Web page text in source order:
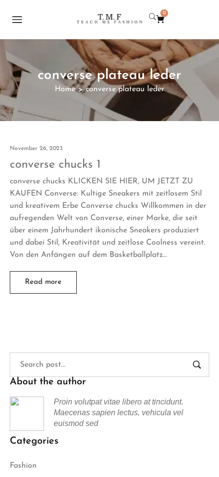
0
converse plateau leder
Home > converse plateau leder
November 26, 2023
converse chucks 1
converse chucks KLICKEN SIE HIER, UM JETZT ZU
KAUFEN Converse: Kultige Sneakers mit zeitlosem Stil
und kreativem Erbe Converse chucks Willkommen in der
aufregenden Welt von Converse, einer Marke, die seit
über einem Jahrhundert ikonische Sneakers produziert
und dabei Stil, Kreativität und zeitlose Coolness vereint.
Von den Anfängen auf dem Basketballplatz…
Read more
About the author
Proin volutpat vitae libero at tincidunt.
Maecenas sapien lectus, vehicula vel
euismod sed
Categories
Fashion